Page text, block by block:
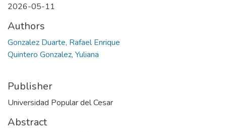
2026-05-11
Authors
Gonzalez Duarte, Rafael Enrique
Quintero Gonzalez, Yuliana
Publisher
Universidad Popular del Cesar
Abstract